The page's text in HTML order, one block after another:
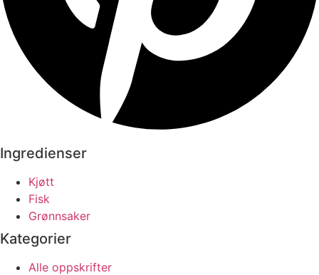
Ingredienser
Kjøtt
Fisk
Grønnsaker
Kategorier
Alle oppskrifter